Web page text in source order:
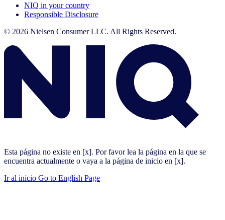
NIQ in your country
Responsible Disclosure
© 2026 Nielsen Consumer LLC. All Rights Reserved.
Esta página no existe en [x]. Por favor lea la página en la que se
encuentra actualmente o vaya a la página de inicio en [x].
Ir al inicio Go to English Page